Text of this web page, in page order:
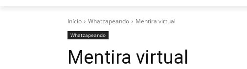
Início Whatzapeando Mentira virtual
Whatzapeando
Mentira virtual